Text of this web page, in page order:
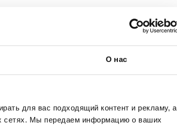
О нас
для вас подходящий контент и рекламу, а
сетях. Мы передаем информацию о ваших